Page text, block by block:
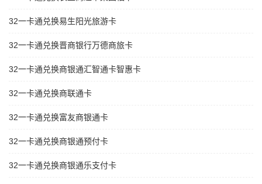
32一卡通兑换易生阳光旅游卡
32一卡通兑换晋商银行万德商旅卡
32一卡通兑换商银通汇智通卡智惠卡
32一卡通兑换商联通卡
32一卡通兑换富友商银通卡
32一卡通兑换商银通预付卡
32一卡通兑换商银通乐支付卡